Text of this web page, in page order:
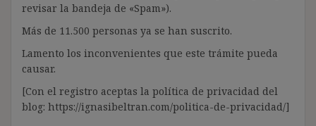
revisar la bandeja de «Spam»).
Más de 11.500 personas ya se han suscrito.
Lamento los inconvenientes que este trámite pueda
causar.
[Con el registro aceptas la política de privacidad del
blog: https://ignasibeltran.com/politica-de-privacidad/]